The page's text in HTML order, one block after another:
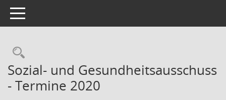
Toggle navigation
Sozial- und Gesundheitsausschuss
- Termine 2020